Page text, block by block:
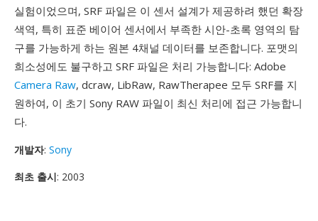
실험이었으며, SRF 파일은 이 센서 설계가 제공하려 했던 확장
색역, 특히 표준 베이어 센서에서 부족한 시안-초록 영역의 탐
구를 가능하게 하는 원본 4채널 데이터를 보존합니다. 포맷의
희소성에도 불구하고 SRF 파일은 처리 가능합니다: Adobe
Camera Raw, dcraw, LibRaw, RawTherapee 모두 SRF를 지
원하여, 이 초기 Sony RAW 파일이 최신 처리에 접근 가능합니
다.
개발자: Sony
최초 출시: 2003